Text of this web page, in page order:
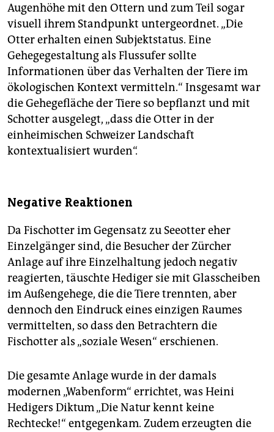
Augenhöhe mit den Ottern und zum Teil sogar
visuell ihrem Standpunkt untergeordnet. „Die
Otter erhalten einen Subjektstatus. Eine
Gehegegestaltung als Flussufer sollte
Informationen über das Verhalten der Tiere im
ökologischen Kontext vermitteln.“ Insgesamt war
die Gehegefläche der Tiere so bepflanzt und mit
Schotter ausgelegt, „dass die Otter in der
einheimischen Schweizer Landschaft
kontextualisiert wurden“.
Negative Reaktionen
Da Fischotter im Gegensatz zu Seeotter eher
Einzelgänger sind, die Besucher der Zürcher
Anlage auf ihre Einzelhaltung jedoch negativ
reagierten, täuschte Hediger sie mit Glasscheiben
im Außengehege, die die Tiere trennten, aber
dennoch den Eindruck eines einzigen Raumes
vermittelten, so dass den Betrachtern die
Fischotter als „soziale Wesen“ erschienen.
Die gesamte Anlage wurde in der damals
modernen „Wabenform“ errichtet, was Heini
Hedigers Diktum „Die Natur kennt keine
Rechtecke!“ entgegenkam. Zudem erzeugten die